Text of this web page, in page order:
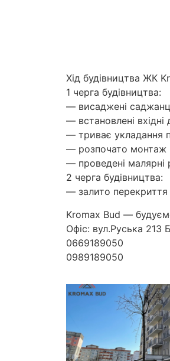
Хід будівництва ЖК
1 черга будівництва:
— висаджені
— встановлені вхідні
— триває укладання
— розпочато монтаж
— проведені малярні
2 черга будівництва:
— залито перекриття
Kromax Bud —
Офіс: вул.Руська 213 Б
0669189050
0989189050